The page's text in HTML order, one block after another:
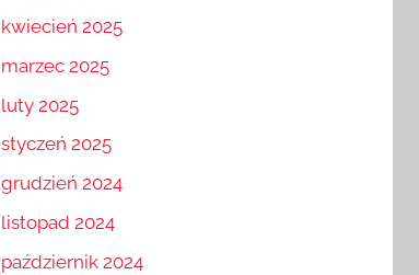
kwiecień 2025
marzec 2025
luty 2025
styczeń 2025
grudzień 2024
listopad 2024
październik 2024